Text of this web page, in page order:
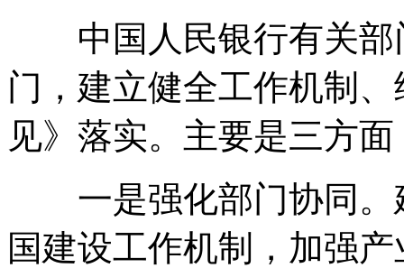
中国人民银行有关部
门，建立健全工作机制
见》落实。主要是三方面
一是强化部门协同。
国建设工作机制，加强